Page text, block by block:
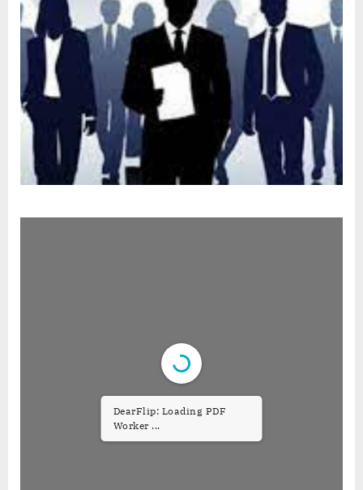
DearFlip: Loading PDF
Worker ...